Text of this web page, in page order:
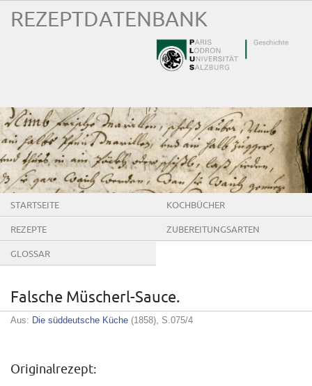
REZEPTDATENBANK
STARTSEITE KOCHBÜCHER
REZEPTE ZUBEREITUNGSARTEN
GLOSSAR
Falsche Müscherl‐Sauce.
Aus: Die süddeutsche Küche (1858), S.075/4
Originalrezept: